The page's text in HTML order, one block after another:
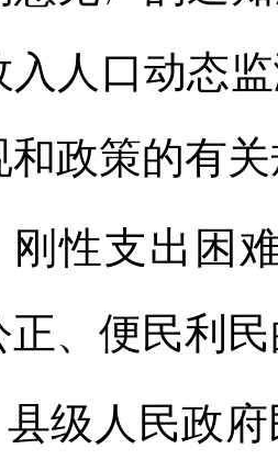
入人口动态
和政策的有
性支出困
正、便民利
级人民政府